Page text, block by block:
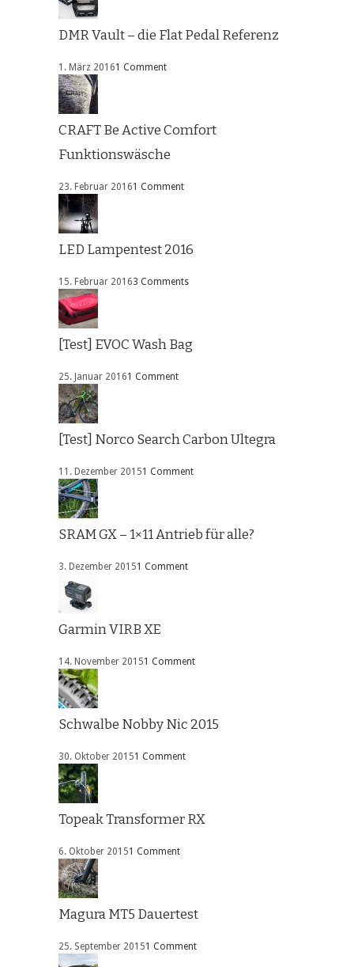
DMR Vault – die Flat Pedal Referenz
1. März 20161 Comment
CRAFT Be Active Comfort
Funktionswäsche
23. Februar 20161 Comment
LED Lampentest 2016
15. Februar 20163 Comments
[Test] EVOC Wash Bag
25. Januar 20161 Comment
[Test] Norco Search Carbon Ultegra
11. Dezember 20151 Comment
SRAM GX – 1×11 Antrieb für alle?
3. Dezember 20151 Comment
Garmin VIRB XE
14. November 20151 Comment
Schwalbe Nobby Nic 2015
30. Oktober 20151 Comment
Topeak Transformer RX
6. Oktober 20151 Comment
Magura MT5 Dauertest
25. September 20151 Comment